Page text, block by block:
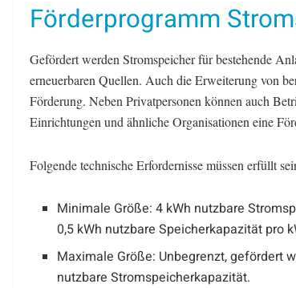
Förderprogramm
Gefördert werden Stromspeicher für bestehende
erneuerbaren Quellen. Auch die Erweiterung von
Förderung. Neben Privatpersonen können auch
Einrichtungen und ähnliche Organisationen eine
Folgende technische Erfordernisse müssen erfüllt
Minimale Größe: 4 kWh nutzbare
0,5 kWh nutzbare Speicherkapazität pro
Maximale Größe: Unbegrenzt, gefördert
nutzbare Stromspeicherkapazität.